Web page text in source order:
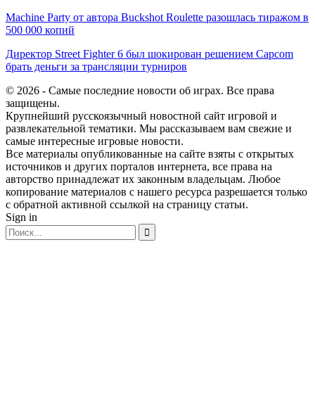
Machine Party от автора Buckshot Roulette разошлась тиражом в
500 000 копий
Директор Street Fighter 6 был шокирован решением Capcom
брать деньги за трансляции турниров
© 2026 - Самые последние новости об играх. Все права
защищены.
Крупнейший русскоязычный новостной сайт игровой и
развлекательной тематики. Мы рассказываем вам свежие и
самые интересные игровые новости.
Все материалы опубликованные на сайте взяты с открытых
источников и других порталов интернета, все права на
авторство принадлежат их законным владельцам. Любое
копирование материалов с нашего ресурса разрешается только
с обратной активной ссылкой на страницу статьи.
Sign in